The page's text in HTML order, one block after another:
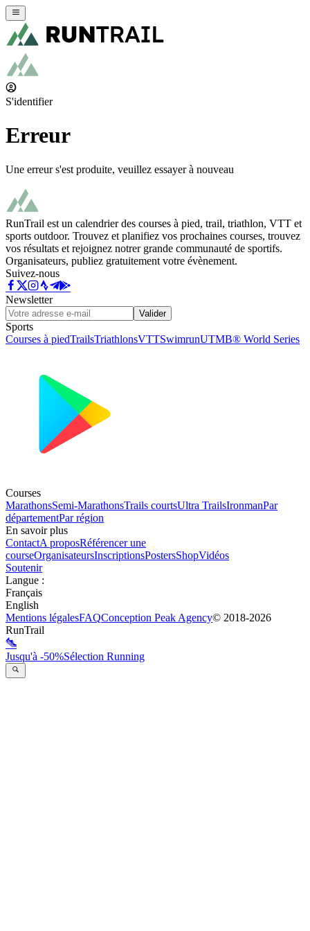
S'identifier
Erreur
Une erreur s'est produite, veuillez essayer à nouveau
RunTrail est un calendrier des courses à pied, trail, triathlon, VTT et
sports outdoor. Trouvez et planifiez vos prochaines courses, trouvez
vos résultats et rejoignez notrer grande communauté de sportifs.
Organisateurs, publiez gratuitement votre évènement.
Suivez-nous
Newsletter
Valider
Sports
Courses à piedTrailsTriathlonsVTTSwimrunUTMB® World Series
Courses
MarathonsSemi-MarathonsTrails courtsUltra TrailsIronmanPar
départementPar région
En savoir plus
ContactA proposRéférencer une
courseOrganisateursInscriptionsPostersShopVidéos
Soutenir
Langue :
Français
English
Mentions légalesFAQConception Peak Agency© 2018-2026
RunTrail
Jusqu'à -50%Sélection Running